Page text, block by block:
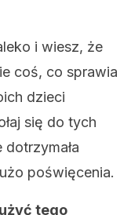
i wiesz, że
coś, co sprawia
dzieci
się do tych
poświęcenia.
tego